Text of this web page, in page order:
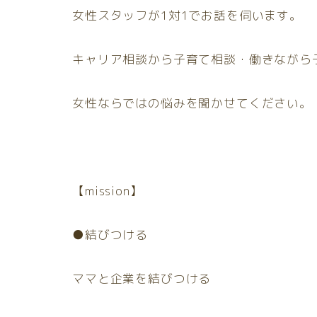
女性スタッフが1対1でお話を伺います。
キャリア相談から子育て相談・働きながら
女性ならではの悩みを聞かせてください。
【mission】
●結びつける
ママと企業を結びつける